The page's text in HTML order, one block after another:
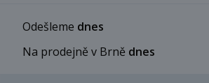
Odešleme dnes
Na prodejně v Brně dnes